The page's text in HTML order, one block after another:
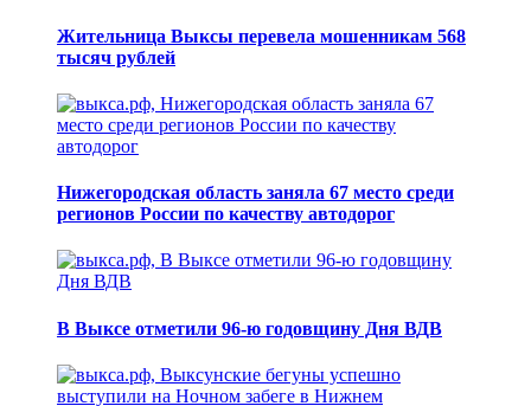
Жительница Выксы перевела мошенникам 568
тысяч рублей
Нижегородская область заняла 67 место среди
регионов России по качеству автодорог
В Выксе отметили 96-ю годовщину Дня ВДВ